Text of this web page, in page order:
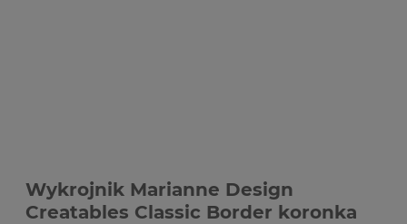
Wykrojnik Marianne Design
Creatables Classic Border koronka